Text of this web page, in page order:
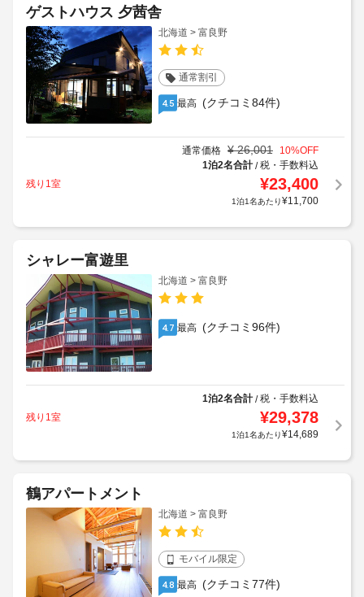
ゲストハウス 夕茜舎
北海道 > 富良野
通常割引
4.5 最高 (クチコミ84件)
通常価格 ¥ 26,001 10%OFF
1泊2名合計/税・手数料込
残り1室
¥23,400
1泊1名あたり¥11,700
シャレー富遊里
北海道 > 富良野
4.7 最高 (クチコミ96件)
1泊2名合計/税・手数料込
残り1室
¥29,378
1泊1名あたり¥14,689
鶴アパートメント
北海道 > 富良野
モバイル限定
4.8 最高 (クチコミ77件)